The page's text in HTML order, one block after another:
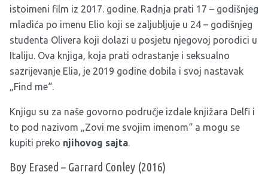
istoimeni film iz 2017. godine. Radnja prati 17 – godišnjeg
mladića po imenu Elio koji se zaljubljuje u 24 – godišnjeg
studenta Olivera koji dolazi u posjetu njegovoj porodici u
Italiju. Ova knjiga, koja prati odrastanje i seksualno
sazrijevanje Elia, je 2019 godine dobila i svoj nastavak
„Find me“.
Knjigu su za naše govorno područje izdale knjižara Delfi i
to pod nazivom „Zovi me svojim imenom“ a mogu se
kupiti preko njihovog sajta.
Boy Erased – Garrard Conley (2016)